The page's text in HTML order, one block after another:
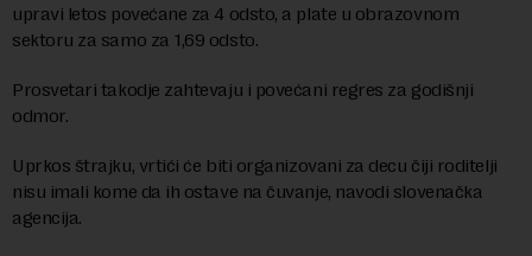
upravi letos povećane za 4 odsto, a plate u obrazovnom
sektoru za samo za 1,69 odsto.
Prosvetari takodje zahtevaju i povećani regres za godišnji
odmor.
Uprkos štrajku, vrtići će biti organizovani za decu čiji roditelji
nisu imali kome da ih ostave na čuvanje, navodi slovenačka
agencija.